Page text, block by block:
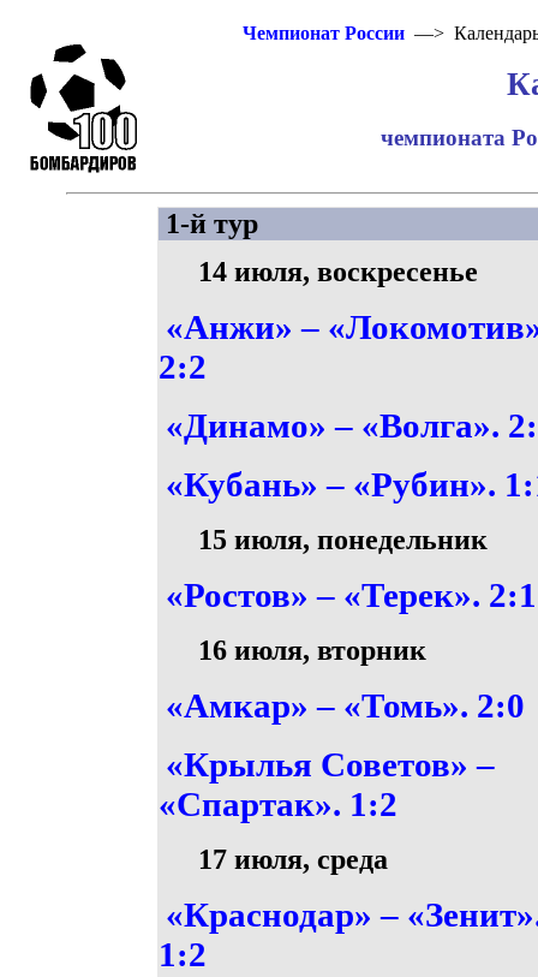
Чемпионат России—>
чемпионата
1-й тур
14 июля, воскресенье
«Анжи» –
2:2
«Динамо» – «Волга».
«Кубань» – «Рубин».
15 июля, понедельник
«Ростов» – «Терек». 2:1
16 июля, вторник
«Амкар» – «Томь». 2:0
«Крылья Советов» –
«Спартак». 1:2
17 июля, среда
«Краснодар» –
1:2